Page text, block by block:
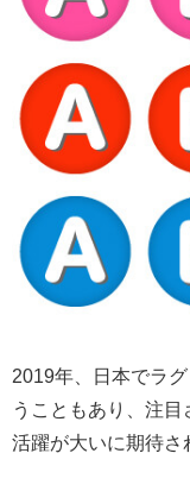
2019年、日本でラ
うこともあり、注
活躍が大いに期待さ